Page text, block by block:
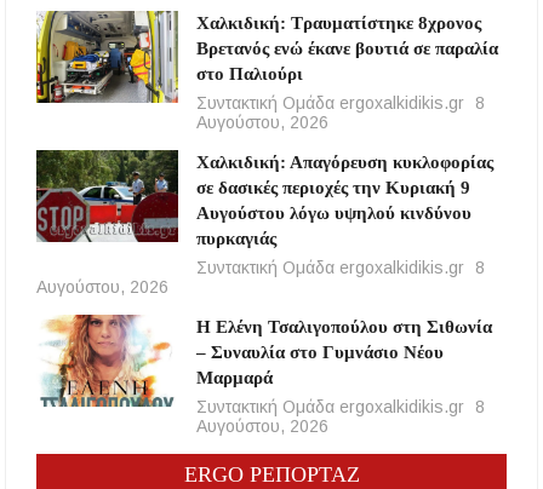
Χαλκιδική: Τραυματίστηκε 8χρονος
Βρετανός ενώ έκανε βουτιά σε παραλία
στο Παλιούρι
Συντακτική Ομάδα ergoxalkidikis.gr
8
Αυγούστου, 2026
Χαλκιδική: Απαγόρευση κυκλοφορίας
σε δασικές περιοχές την Κυριακή 9
Αυγούστου λόγω υψηλού κινδύνου
πυρκαγιάς
Συντακτική Ομάδα ergoxalkidikis.gr
8
Αυγούστου, 2026
Η Ελένη Τσαλιγοπούλου στη Σιθωνία
– Συναυλία στο Γυμνάσιο Νέου
Μαρμαρά
Συντακτική Ομάδα ergoxalkidikis.gr
8
Αυγούστου, 2026
ERGO ΡΕΠΟΡΤΑΖ